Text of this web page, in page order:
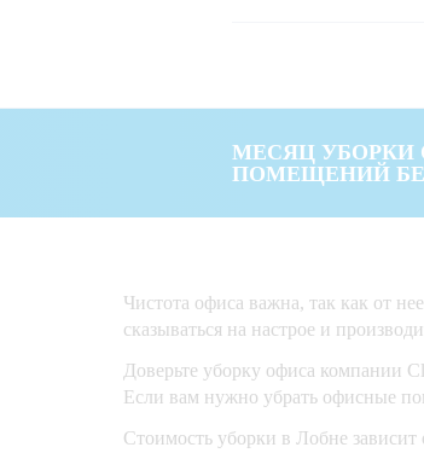
МЕСЯЦ УБОРКИ
ПОМЕЩЕНИЙ
Чистота офиса важна, так как от
сказываться на настрое и
Доверьте уборку офиса компании
Если вам нужно убрать офисные
Стоимость уборки в Лобне